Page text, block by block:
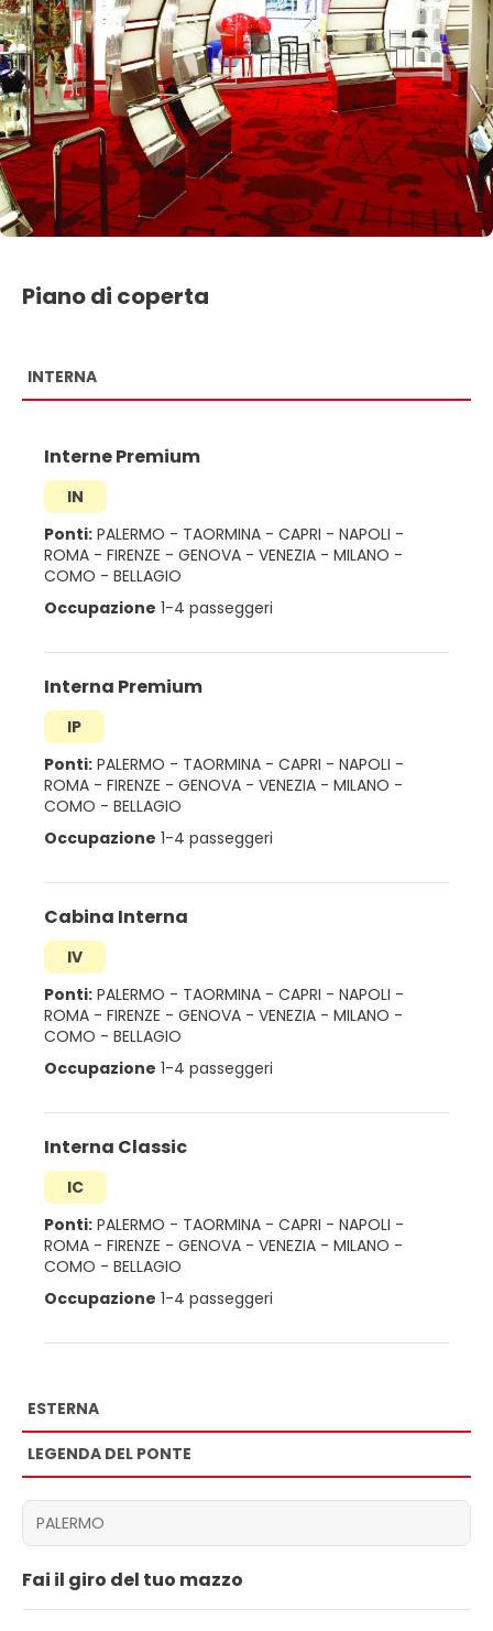
Piano di coperta
INTERNA
Interne Premium
IN
Ponti: PALERMO - TAORMINA - CAPRI - NAPOLI -
ROMA - FIRENZE - GENOVA - VENEZIA - MILANO -
COMO - BELLAGIO
Occupazione 1-4 passeggeri
Interna Premium
IP
Ponti: PALERMO - TAORMINA - CAPRI - NAPOLI -
ROMA - FIRENZE - GENOVA - VENEZIA - MILANO -
COMO - BELLAGIO
Occupazione 1-4 passeggeri
Cabina Interna
IV
Ponti: PALERMO - TAORMINA - CAPRI - NAPOLI -
ROMA - FIRENZE - GENOVA - VENEZIA - MILANO -
COMO - BELLAGIO
Occupazione 1-4 passeggeri
Interna Classic
IC
Ponti: PALERMO - TAORMINA - CAPRI - NAPOLI -
ROMA - FIRENZE - GENOVA - VENEZIA - MILANO -
COMO - BELLAGIO
Occupazione 1-4 passeggeri
ESTERNA
LEGENDA DEL PONTE
Fai il giro del tuo mazzo